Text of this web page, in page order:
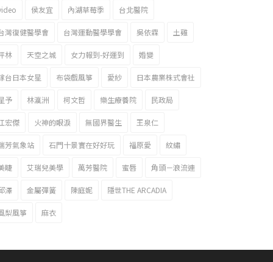
侯友宜 內湖草莓季 台北醫院
灣復健醫學會 台灣運動醫學學會 吳依霖 土雞
林 天空之城 女力報到-好運到 婚變
台日本女星 布袋戲風箏 愛紗 日本農業株式會社
予 林瀛洲 柯文哲 樂生療養院 民政局
宏傑 火神的眼淚 無國界醫生 王泉仁
芳氣象站 石門十景實在好好玩 福原愛 紋繡
睫 艾瑞兒美學 萬芳醫院 蜜唇 角頭－浪流連
澤 金屬彈簧 陳庭妮 隱世THE ARCADIA
梨風箏 麻衣